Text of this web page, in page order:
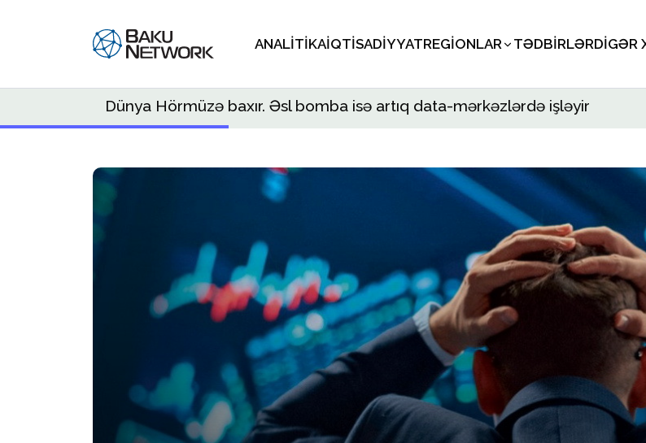
ANALITIKAİQTISADIYYATREGIONLAR TƏDBIRLƏRDIGƏR
Dünya Hörmüzə baxır. Əsl bomba isə artıq data-mərkəzlərdə işləyir